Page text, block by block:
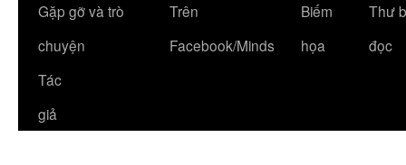
Gặp gỡ và trò
chuyện
Trên
Facebook/Minds
Biếm
họa
Thư
đọc
Tác
giả